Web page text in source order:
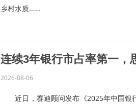
乡村水质...…
连续3年银行市占率第一，
2026-08-06
近日，赛迪顾问发布《2025年中国银